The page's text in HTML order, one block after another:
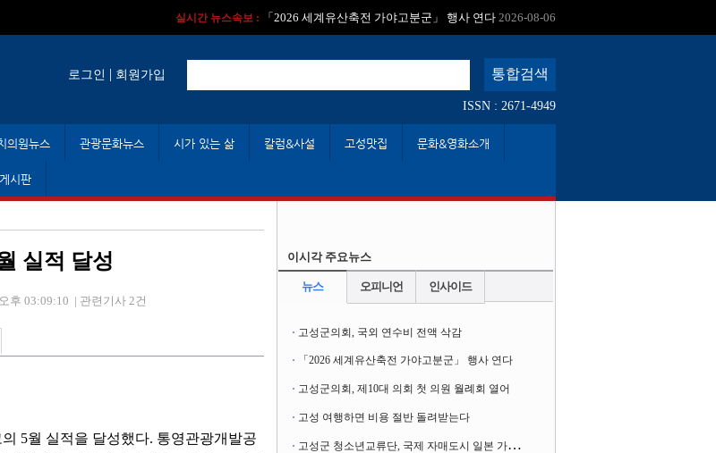
실시간 뉴스속보 : 「2026 세계유산축전 가야고분군」 행사 연다 2026-08-06
로그인 | 회원가입
ISSN : 2671-4949
의원뉴스 관광문화뉴스 시가 있는 삶 칼럼&사설 고성맛집 문화&영화소개
시판
실적 달성
후 03:09:10 관련기사 2건
5월 실적을 달성했다. 통영관광개발공
이시각 주요뉴스
뉴스 오피니언 인사이드
고성군의회, 국외 연수비 전액 삭감
「2026 세계유산축전 가야고분군」 행사 연다
고성군의회, 제10대 의회 첫 의원 월례회 열어
고성 여행하면 비용 절반 돌려받는다
고
성군 청소년교류단, 국제 자매도시 일본 가사오카시 찾아